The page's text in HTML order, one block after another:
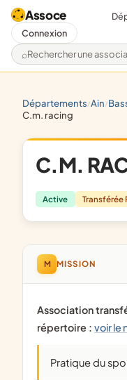
Assoce
Rechercher une
Connexion
départements/ ain/
c.m. racing
C.M.
Active Transférée
M MISSION
Association transférée dans le nouveau
répertoire : voir le
pratique du